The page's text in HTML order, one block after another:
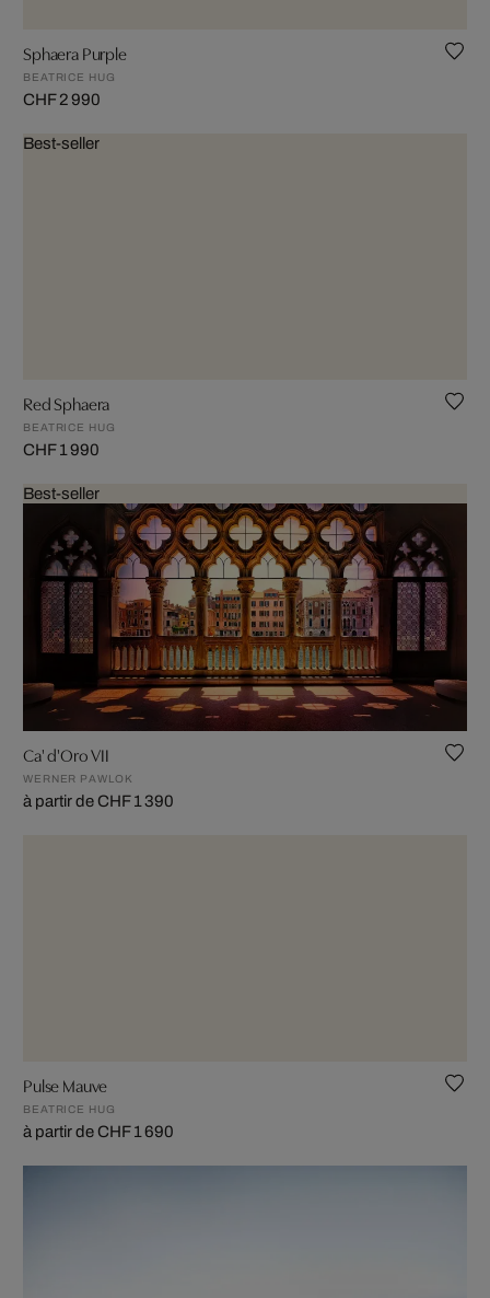
Sphaera Purple
BEATRICE HUG
CHF 2 990
Best-seller
Red Sphaera
BEATRICE HUG
CHF 1 990
Best-seller
Ca' d'Oro VII
WERNER PAWLOK
à partir de CHF 1 390
Pulse Mauve
BEATRICE HUG
à partir de CHF 1 690